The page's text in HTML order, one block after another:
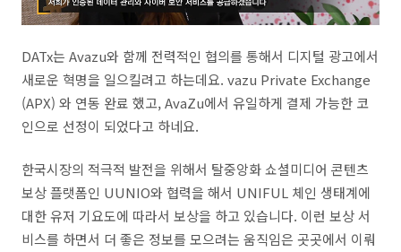
DATx는 Avazu와 함께 전력적인 협의를 통해서 디지털 광고에서
새로운 혁명을 일으킬려고 하는데요. vazu Private Exchange
(APX) 와 연동 완료 했고, AvaZu에서 유일하게 결제 가능한 코
인으로 선정이 되었다고 하네요.
한국시장의 적극적 발전을 위해서 탈중앙화 쇼셜미디어 콘텐츠
보상 플랫폼인 UUNIO와 협력을 해서 UNIFUL 체인 생태계에
대한 유저 기요도에 따라서 보상을 하고 있습니다. 이런 보상 서
비스를 하면서 더 좋은 정보를 모으려는 움직임은 곳곳에서 이뤄